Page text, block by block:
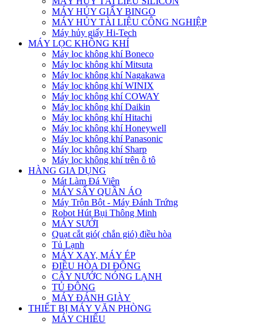
MÁY HỦY GIẤY BINGO
MÁY HỦY TÀI LIỆU CÔNG NGHIỆP
Máy hủy giấy Hi-Tech
MÁY LỌC KHÔNG KHÍ
Máy lọc không khí Boneco
Máy lọc không khí Mitsuta
Máy lọc không khí Nagakawa
Máy lọc không khí WINIX
Máy lọc không khí COWAY
Máy lọc không khí Daikin
Máy lọc không khí Hitachi
Máy lọc không khí Honeywell
Máy lọc không khí Panasonic
Máy lọc không khí Sharp
Máy lọc không khí trên ô tô
HÀNG GIA DỤNG
Mát Làm Đá Viên
MÁY SẤY QUẦN ÁO
Máy Trộn Bột - Máy Đánh Trứng
Robot Hút Bụi Thông Minh
MÁY SƯỞI
Quạt cắt gió( chắn gió) điều hòa
Tủ Lạnh
MÁY XAY, MÁY ÉP
ĐIỀU HÒA DI ĐỘNG
CÂY NƯỚC NÓNG LẠNH
TỦ ĐÔNG
MÁY ĐÁNH GIÀY
THIẾT BỊ MÁY VĂN PHÒNG
MÁY CHIẾU